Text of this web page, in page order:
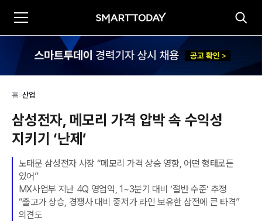
홈>산업
삼성전자, 메모리 가격 압박 속 수익성
지키기 ‘난제’
노태문 삼성전자 사장 “메모리 가격 상승 영향, 어떤 형태로든
있어”
MX사업부 지난 4Q 영업익, 1~3분기 대비 ‘절반 수준’ 추정
“출고가 상승, 경쟁사 대비 중저가 라인 보유한 삼전에 큰 타격”
의견도